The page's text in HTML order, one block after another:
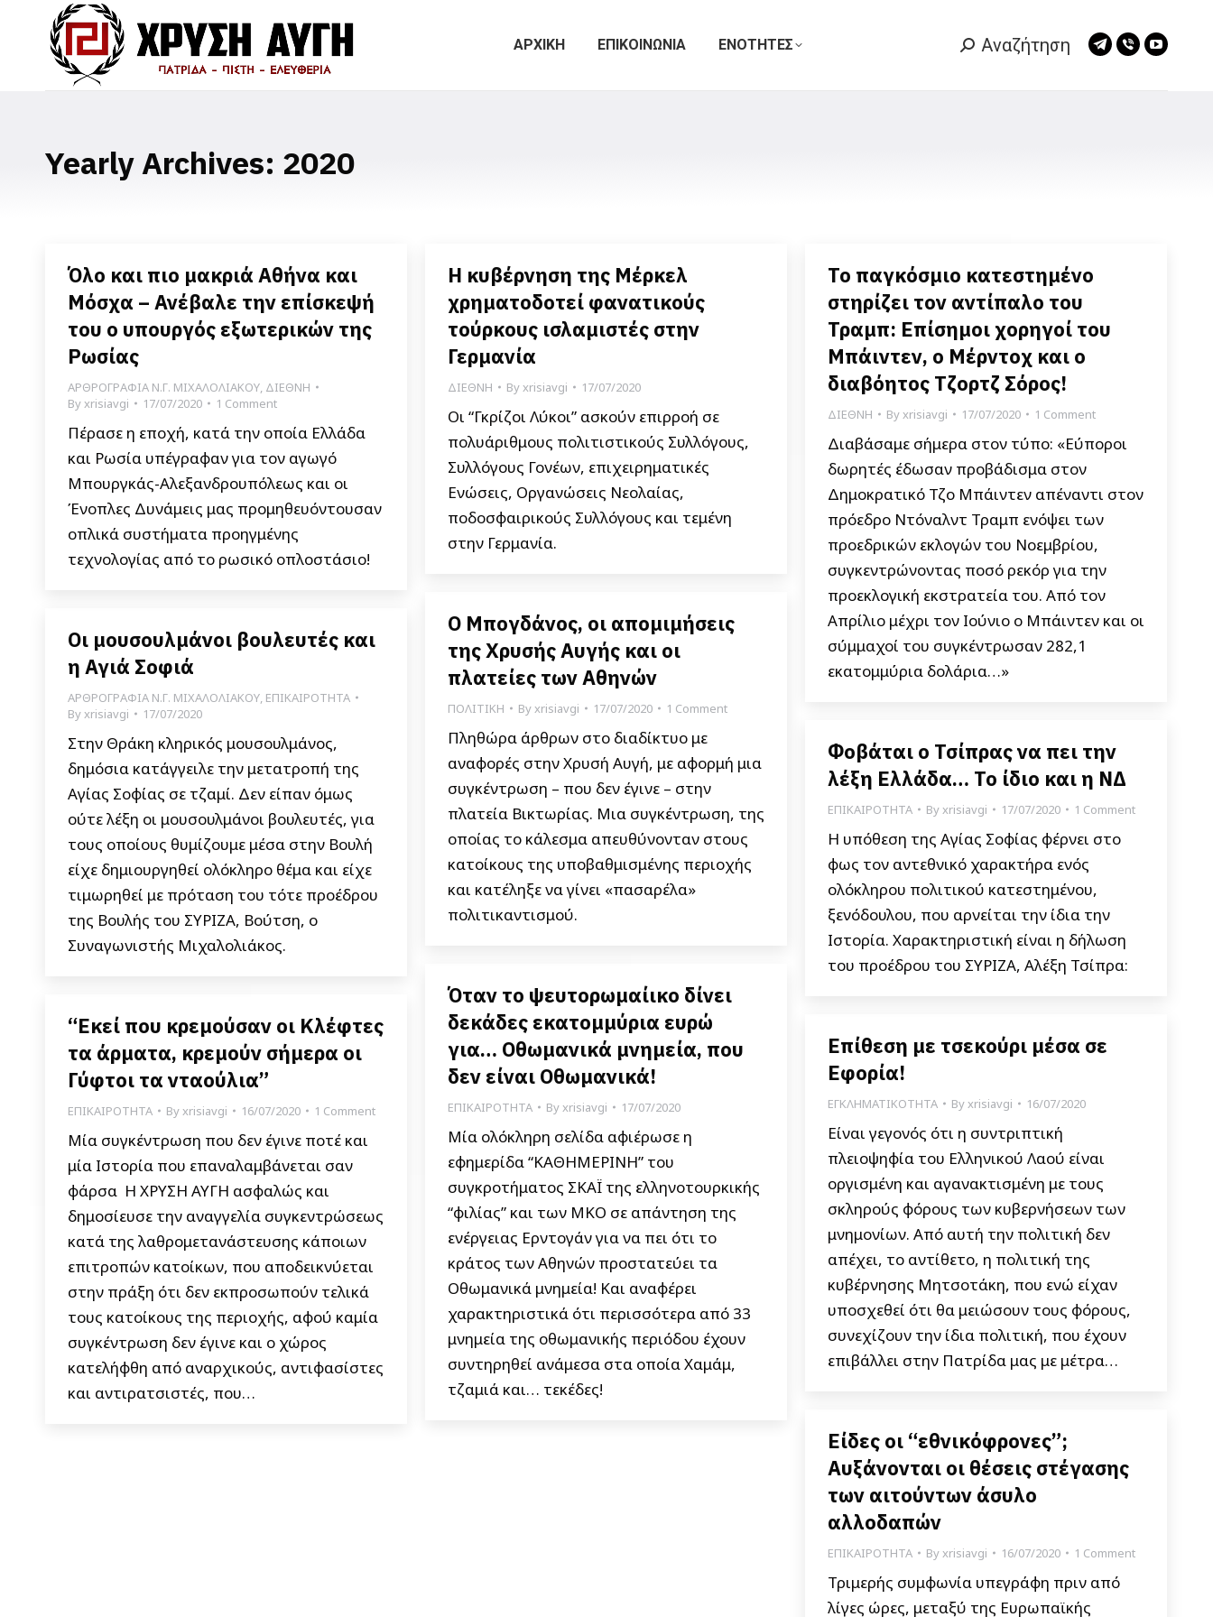
ΑΡΧΙΚΗ ΕΠΙΚΟΙΝΩΝΙΑ ΕΝΟΤΗΤΕΣ Search:
Αναζήτηση
Telegram
Viber
Yearly Archives: 2020
Όλο και πιο μακριά Αθήνα και
Μόσχα – Ανέβαλε την επίσκεψή
του ο υπουργός εξωτερικών της
Ρωσίας
ΑΡΘΡΟΓΡΑΦΙΑ Ν.Γ. ΜΙΧΑΛΟΛΙΑΚΟΥ, ΔΙΕΘΝΗ
Byxrisiavgi 17/07/2020 1 Comment
Πέρασε η εποχή, κατά την οποία Ελλάδα
και Ρωσία υπέγραφαν για τον αγωγό
Μπουργκάς-Αλεξανδρουπόλεως και οι
Ένοπλες Δυνάμεις μας προμηθευόντουσαν
οπλικά συστήματα προηγμένης
τεχνολογίας από το ρωσικό οπλοστάσιο!
Η κυβέρνηση της Μέρκελ
χρηματοδοτεί φανατικούς
τούρκους ισλαμιστές στην
Γερμανία
ΔΙΕΘΝΗ Byxrisiavgi 17/07/2020
Οι “Γκρίζοι Λύκοι” ασκούν επιρροή σε
πολυάριθμους πολιτιστικούς Συλλόγους,
Συλλόγους Γονέων, επιχειρηματικές
Ενώσεις, Οργανώσεις Νεολαίας,
ποδοσφαιρικούς Συλλόγους και τεμένη
στην Γερμανία.
Το παγκόσμιο κατεστημένο
στηρίζει τον αντίπαλο του
Τραμπ: Επίσημοι χορηγοί του
Μπάιντεν, o Μέρντοχ και ο
διαβόητος Τζορτζ Σόρος!
ΔΙΕΘΝΗ Byxrisiavgi 17/07/2020 1 Comment
Διαβάσαμε σήμερα στον τύπο: «Εύποροι
δωρητές έδωσαν προβάδισμα στον
Δημοκρατικό Τζο Μπάιντεν απέναντι στον
πρόεδρο Ντόναλντ Τραμπ ενόψει των
προεδρικών εκλογών του Νοεμβρίου,
συγκεντρώνοντας ποσό ρεκόρ για την
προεκλογική εκστρατεία του. Από τον
Απρίλιο μέχρι τον Ιούνιο ο Μπάιντεν και οι
σύμμαχοί του συγκέντρωσαν 282,1
εκατομμύρια δολάρια…»
Ο Μπογδάνος, οι απομιμήσεις
της Χρυσής Αυγής και οι
πλατείες των Αθηνών
ΠΟΛΙΤΙΚΗ Byxrisiavgi 17/07/2020 1 Comment
Πληθώρα άρθρων στο διαδίκτυο με
αναφορές στην Χρυσή Αυγή, με αφορμή μια
συγκέντρωση – που δεν έγινε – στην
πλατεία Βικτωρίας. Μια συγκέντρωση, της
οποίας το κάλεσμα απευθύνονταν στους
κατοίκους της υποβαθμισμένης περιοχής
και κατέληξε να γίνει «πασαρέλα»
πολιτικαντισμού.
Οι μουσουλμάνοι βουλευτές και
η Αγιά Σοφιά
ΑΡΘΡΟΓΡΑΦΙΑ Ν.Γ. ΜΙΧΑΛΟΛΙΑΚΟΥ, ΕΠΙΚΑΙΡΟΤΗΤΑ
Byxrisiavgi 17/07/2020
Στην Θράκη κληρικός μουσουλμάνος,
δημόσια κατάγγειλε την μετατροπή της
Αγίας Σοφίας σε τζαμί. Δεν είπαν όμως
ούτε λέξη οι μουσουλμάνοι βουλευτές, για
τους οποίους θυμίζουμε μέσα στην Βουλή
είχε δημιουργηθεί ολόκληρο θέμα και είχε
τιμωρηθεί με πρόταση του τότε προέδρου
της Βουλής του ΣΥΡΙΖΑ, Βούτση, ο
Συναγωνιστής Μιχαλολιάκος.
Φοβάται ο Τσίπρας να πει την
λέξη Ελλάδα… Το ίδιο και η ΝΔ
ΕΠΙΚΑΙΡΟΤΗΤΑ Byxrisiavgi 17/07/2020 1 Comment
Η υπόθεση της Αγίας Σοφίας φέρνει στο
φως τον αντεθνικό χαρακτήρα ενός
ολόκληρου πολιτικού κατεστημένου,
ξενόδουλου, που αρνείται την ίδια την
Ιστορία. Χαρακτηριστική είναι η δήλωση
του προέδρου του ΣΥΡΙΖΑ, Αλέξη Τσίπρα:
Όταν το ψευτορωμαίικο δίνει
δεκάδες εκατομμύρια ευρώ
για… Οθωμανικά μνημεία, που
δεν είναι Οθωμανικά!
ΕΠΙΚΑΙΡΟΤΗΤΑ Byxrisiavgi 17/07/2020
Μία ολόκληρη σελίδα αφιέρωσε η
εφημερίδα “ΚΑΘΗΜΕΡΙΝΗ” του
συγκροτήματος ΣΚΑΪ της ελληνοτουρκικής
“φιλίας” και των ΜΚΟ σε απάντηση της
ενέργειας Ερντογάν για να πει ότι το
κράτος των Αθηνών προστατεύει τα
Οθωμανικά μνημεία! Και αναφέρει
χαρακτηριστικά ότι περισσότερα από 33
μνημεία της οθωμανικής περιόδου έχουν
συντηρηθεί ανάμεσα στα οποία Χαμάμ,
τζαμιά και… τεκέδες!
“Εκεί που κρεμούσαν οι Κλέφτες
τα άρματα, κρεμούν σήμερα οι
Γύφτοι τα νταούλια”
ΕΠΙΚΑΙΡΟΤΗΤΑ Byxrisiavgi 16/07/2020 1 Comment
Μία συγκέντρωση που δεν έγινε ποτέ και
μία Ιστορία που επαναλαμβάνεται σαν
φάρσα Η ΧΡΥΣΗ ΑΥΓΗ ασφαλώς και
δημοσίευσε την αναγγελία συγκεντρώσεως
κατά της λαθρομετανάστευσης κάποιων
επιτροπών κατοίκων, που αποδεικνύεται
στην πράξη ότι δεν εκπροσωπούν τελικά
τους κατοίκους της περιοχής, αφού καμία
συγκέντρωση δεν έγινε και ο χώρος
κατελήφθη από αναρχικούς, αντιφασίστες
και αντιρατσιστές, που…
Επίθεση με τσεκούρι μέσα σε
Εφορία!
ΕΓΚΛΗΜΑΤΙΚΟΤΗΤΑ Byxrisiavgi 16/07/2020
Είναι γεγονός ότι η συντριπτική
πλειοψηφία του Ελληνικού Λαού είναι
οργισμένη και αγανακτισμένη με τους
σκληρούς φόρους των κυβερνήσεων των
μνημονίων. Από αυτή την πολιτική δεν
απέχει, το αντίθετο, η πολιτική της
κυβέρνησης Μητσοτάκη, που ενώ είχαν
υποσχεθεί ότι θα μειώσουν τους φόρους,
συνεχίζουν την ίδια πολιτική, που έχουν
επιβάλλει στην Πατρίδα μας με μέτρα…
Είδες οι “εθνικόφρονες”;
Αυξάνονται οι θέσεις στέγασης
των αιτούντων άσυλο
αλλοδαπών
ΕΠΙΚΑΙΡΟΤΗΤΑ Byxrisiavgi 16/07/2020 1 Comment
Τριμερής συμφωνία υπεγράφη πριν από
λίγες ώρες, μεταξύ της Ευρωπαϊκής